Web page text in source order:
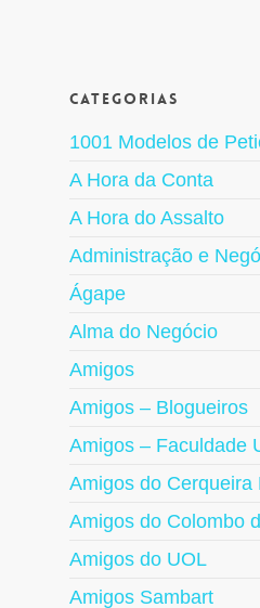
Categorias
1001 Modelos de
A Hora da Conta
A Hora do Assalto
Administração e
Ágape
Alma do Negócio
Amigos
Amigos – Blogueiros
Amigos – Faculdade
Amigos do Cerqueira
Amigos do Colombo
Amigos do UOL
Amigos Sambart